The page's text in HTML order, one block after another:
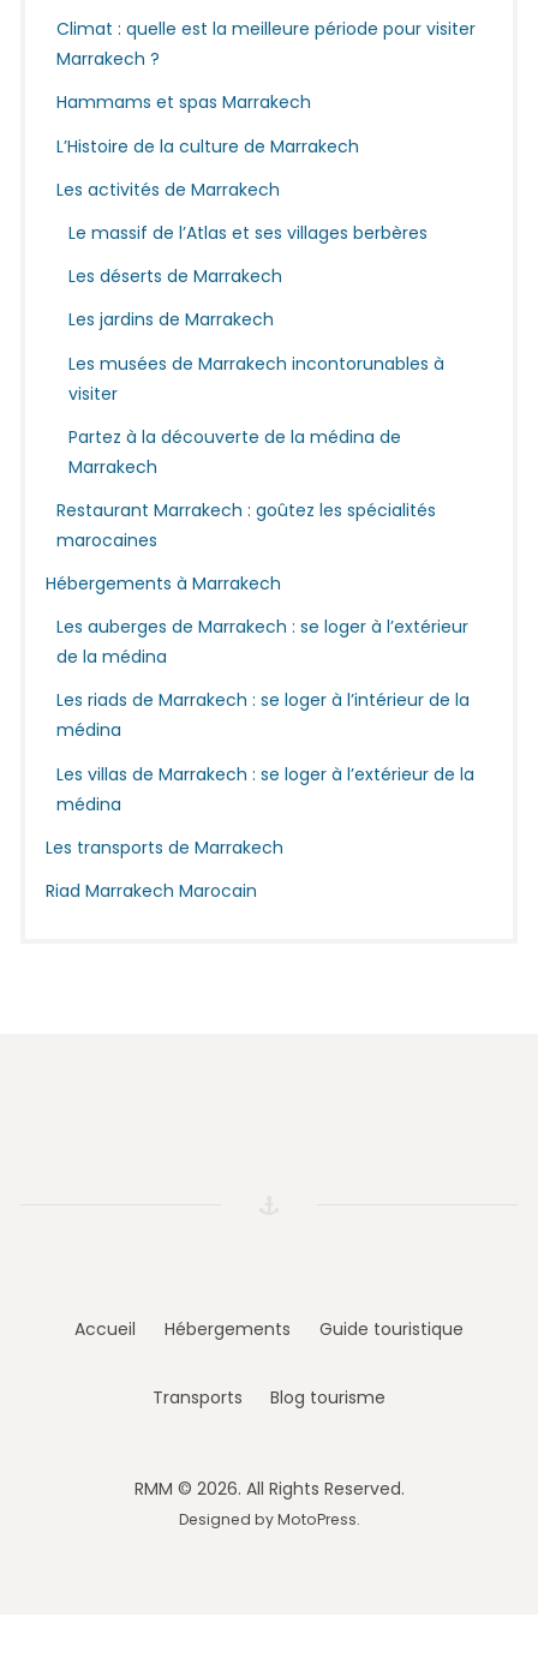
Climat : quelle est la meilleure période pour visiter
Marrakech ?
Hammams et spas Marrakech
L’Histoire de la culture de Marrakech
Les activités de Marrakech
Le massif de l’Atlas et ses villages berbères
Les déserts de Marrakech
Les jardins de Marrakech
Les musées de Marrakech incontorunables à
visiter
Partez à la découverte de la médina de
Marrakech
Restaurant Marrakech : goûtez les spécialités
marocaines
Hébergements à Marrakech
Les auberges de Marrakech : se loger à l’extérieur
de la médina
Les riads de Marrakech : se loger à l’intérieur de la
médina
Les villas de Marrakech : se loger à l’extérieur de la
médina
Les transports de Marrakech
Riad Marrakech Marocain
Accueil Hébergements Guide touristique
Transports Blog tourisme
RMM © 2026. All Rights Reserved.
Designed byMotoPress.